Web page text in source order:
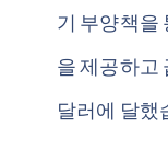
기 부양책을
을 제공하고
달러에 달했